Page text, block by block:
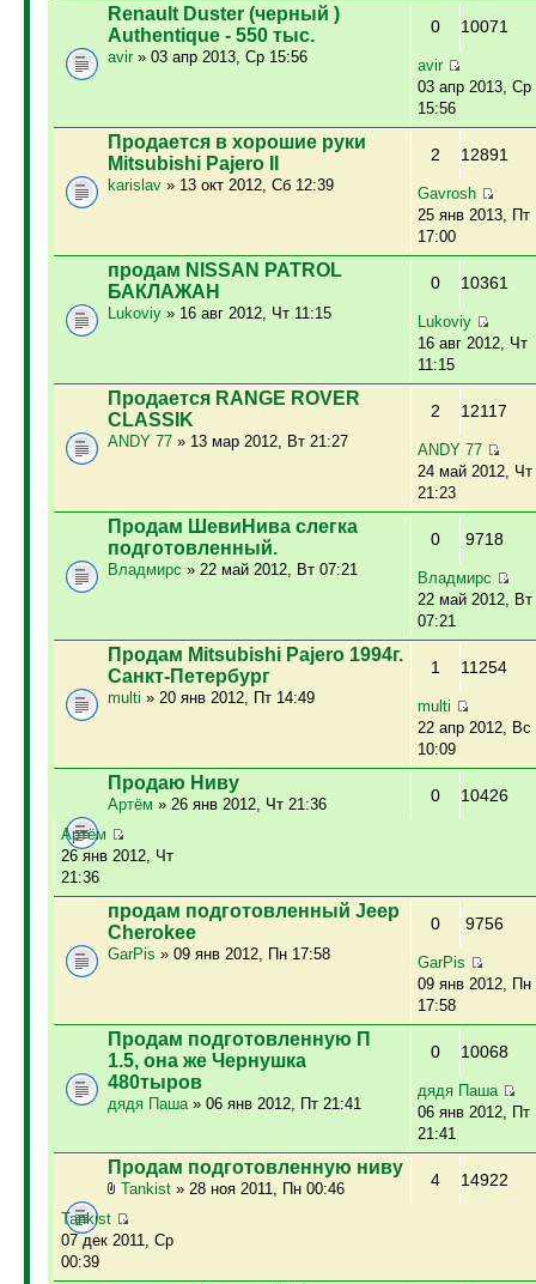
Renault Duster (черный )
Authentique - 550 тыс.
avir» 03 апр 2013, Ср 15:56
0 10071
avir
03 апр 2013, Ср
15:56
Продается в хорошие руки
Mitsubishi Pajero II
karislav» 13 окт 2012, Сб 12:39
2 12891
Gavrosh
25 янв 2013, Пт
17:00
продам NISSAN PATROL
БАКЛАЖАН
Lukoviy» 16 авг 2012, Чт 11:15
0 10361
Lukoviy
16 авг 2012, Чт
11:15
Продается RANGE ROVER
CLASSIK
ANDY 77» 13 мар 2012, Вт 21:27
2 12117
ANDY 77
24 май 2012, Чт
21:23
Продам ШевиНива слегка
подготовленный.
Владмирс » 22 май 2012, Вт 07:21
0 9718
Владмирс
22 май 2012, Вт
07:21
Продам Mitsubishi Pajero 1994г.
Санкт-Петербург
multi » 20 янв 2012, Пт 14:49
1 11254
multi
22 апр 2012, Вс
10:09
Продаю Ниву
Артём » 26 янв 2012, Чт 21:36 0 10426
Артём
26 янв 2012, Чт
21:36
продам подготовленный Jeep
Cherokee
GarPis » 09 янв 2012, Пн 17:58
0 9756
GarPis
09 янв 2012, Пн
17:58
Продам подготовленную П
1.5, она же Чернушка
480тыров
дядя Паша» 06 янв 2012, Пт 21:41
0 10068
дядя Паша
06 янв 2012, Пт
21:41
Продам подготовленную ниву
Tankist» 28 ноя 2011, Пн 00:46 4 14922
Tankist
07 дек 2011, Ср
00:39